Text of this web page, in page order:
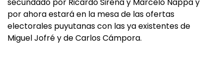
por ahora estará en la mesa de las ofertas
electorales puyutanas con las ya existentes de
Miguel Jofré y de Carlos Cámpora.